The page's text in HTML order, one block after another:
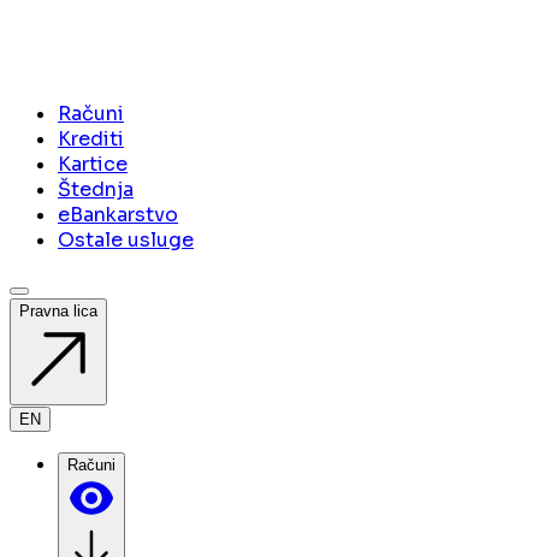
Računi
Krediti
Kartice
Štednja
eBankarstvo
Ostale usluge
Pravna lica
EN
Računi